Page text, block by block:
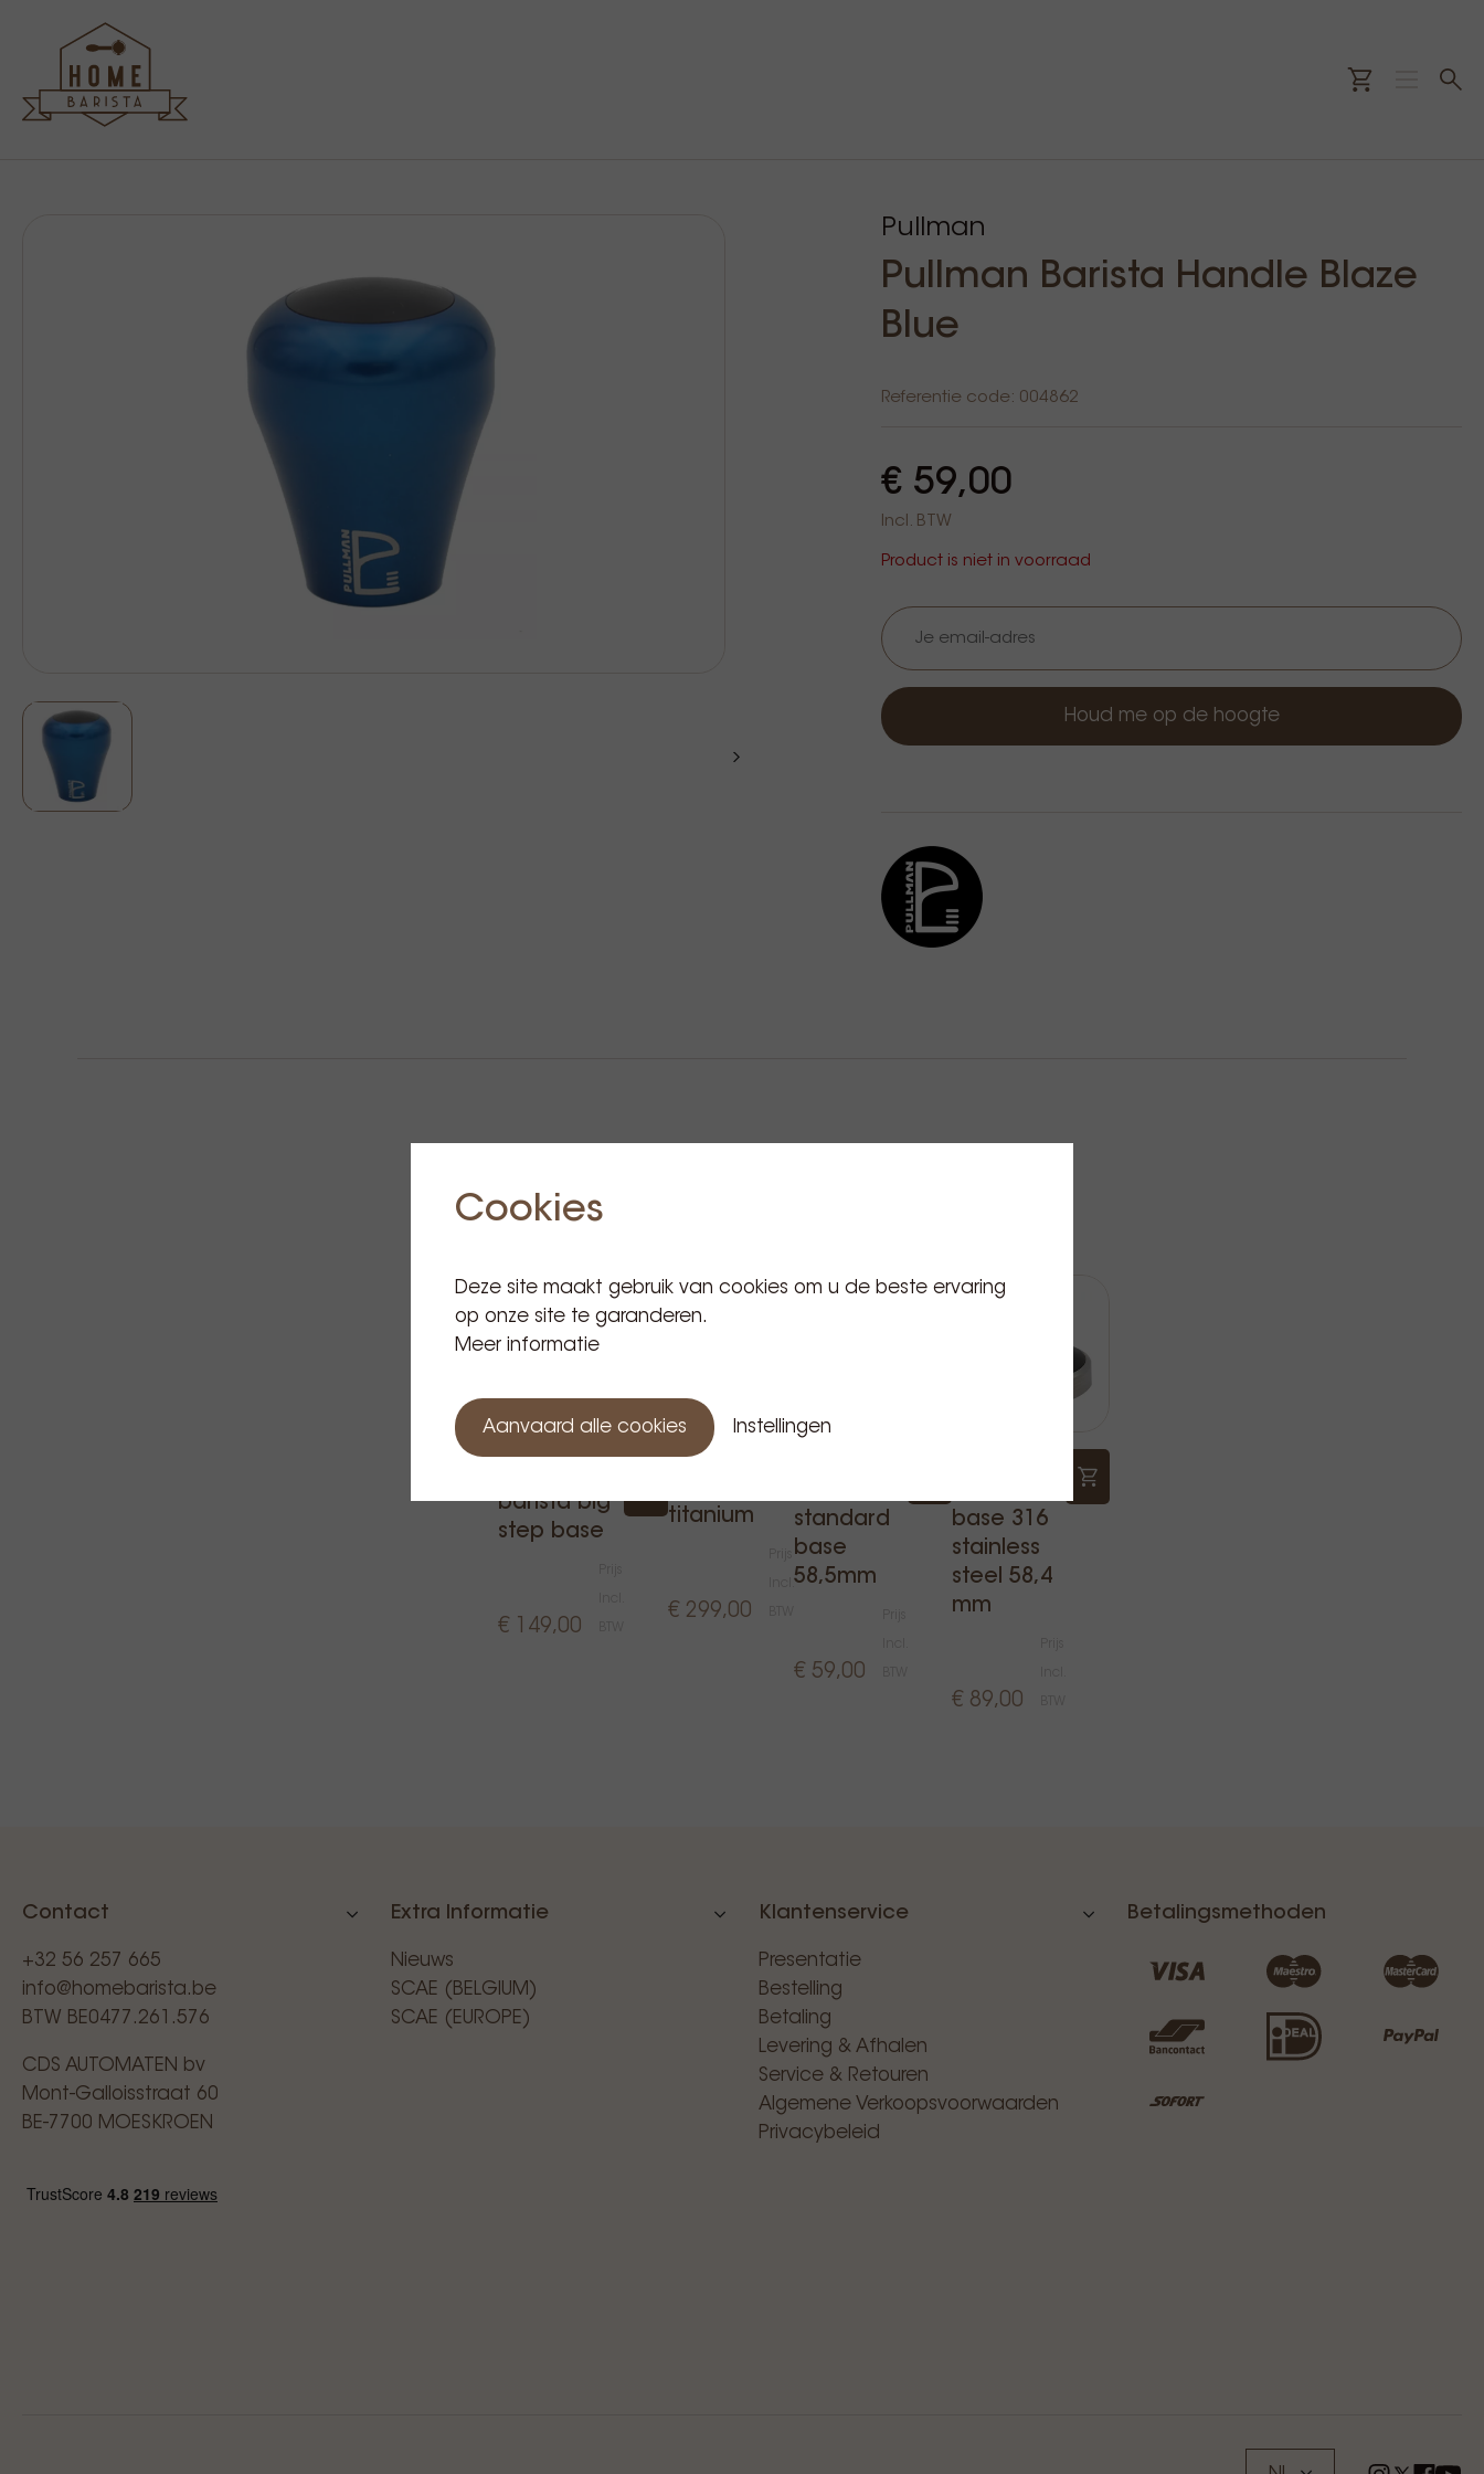
Pullman
Pullman Barista Handle Blaze
Blue
Referentie code: 004862
€ 59,00
Incl. BTW
Product is niet in voorraad
Houd me op de hoogte
Gerelateerde producten
barista big
step base
€ 149,00
Pullman
barista big
titanium
€ 299,00
standard
base
58,5mm
€ 59,00
base 316
stainless
steel 58,4
mm
€ 89,00
Contact
+32 56 257 665
info@homebarista.be
BTW BE0477.261.576
CDS AUTOMATEN bv
Mont-Galloisstraat 60
BE-7700 MOESKROEN
Extra Informatie
Nieuws
SCAE (BELGIUM)
SCAE (EUROPE)
Klantenservice
Presentatie
Bestelling
Betaling
Levering & Afhalen
Service & Retouren
Algemene Verkoopsvoorwaarden
Privacybeleid
Betalingsmethoden
Cookies
Deze site maakt gebruik van cookies om u de beste ervaring
op onze site te garanderen.
Meer informatie
Aanvaard alle cookies Instellingen